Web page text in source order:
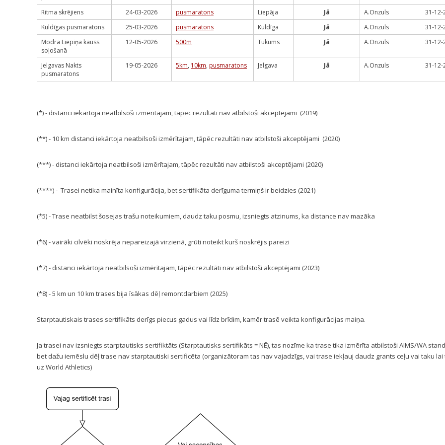
Ritma skrējiens 24-03-2026 pusmaratons Liepāja Jā A.Onzuls
31-12-
Kuldīgas pusmaratons
25-03-2026 pusmaratons Kuldīga Jā A.Onzuls
31-12-
Modra Liepiņa kauss
soļošanā
12-05-2026 500m Tukums Jā A.Onzuls 31-12-
Jelgavas Nakts
pusmaratons
19-05-2026 5km, 10km, pusmaratons Jelgava Jā A.Onzuls 31-12-
(*) - distanci iekārtoja neatbilsoši izmērītajam, tāpēc rezultāti nav atbilstoši akceptējami (2019)
(**) - 10 km distanci iekārtoja neatbilsoši izmērītajam, tāpēc rezultāti nav atbilstoši akceptējami (2020)
(***) - distanci iekārtoja neatbilsoši izmērītajam, tāpēc rezultāti nav atbilstoši akceptējami (2020)
(****) - Trasei netika mainīta konfigurācija, bet sertifikāta derīguma termiņš ir beidzies (2021)
(*5) - Trase neatbilst šosejas trašu noteikumiem, daudz taku posmu, izsniegts atzinums, ka distance nav mazāka
(*6) - vairāki cilvēki noskrēja nepareizajā virzienā, grūti noteikt kurš noskrējis pareizi
(*7) - distanci iekārtoja neatbilsoši izmērītajam, tāpēc rezultāti nav atbilstoši akceptējami (2023)
(*8) - 5 km un 10 km trases bija īsākas dēļ remontdarbiem (2025)
Starptautiskais trases sertifikāts derīgs piecus gadus vai līdz brīdim, kamēr trasē veikta konfigurācijas maiņa.
Ja trasei nav izsniegts starptautisks sertifiktāts (Starptautisks sertifikāts = NĒ), tas nozīme ka trase tika izmērīta atbilstoši AIMS/WA
bet dažu iemēslu dēļ trase nav starptautiski sertificēta (organizātoram tas nav vajadzīgs, vai trase iekļauj daudz grants ceļu vai taku lai
uz World Athletics)